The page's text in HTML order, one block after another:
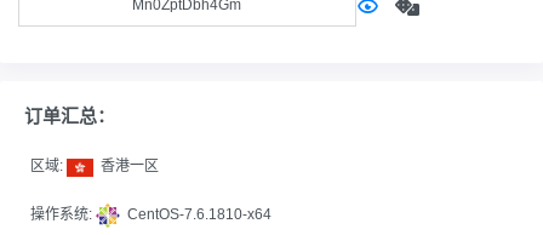
订单汇总：
区域: 香港一区
操作系统: CentOS-7.6.1810-x64